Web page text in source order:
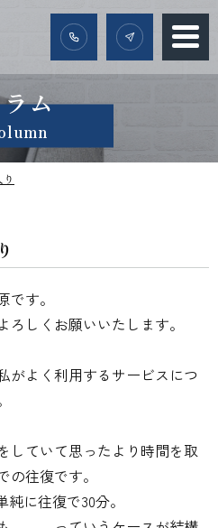
ム
す。
しくお願いいたします。
がよく利用するサービスにつ
していて思ったより時間を取
の往復です。
に往復で30分。